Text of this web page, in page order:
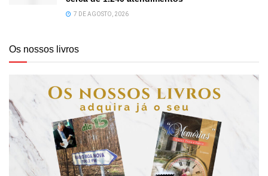
7 DE AGOSTO, 2026
Os nossos livros